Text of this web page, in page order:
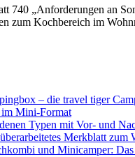
740 „Anforderungen an
zum Kochbereich im
– die travel tiger
Mini-Format
Typen mit Vor- und
Merkblatt zum
und Minicamper: